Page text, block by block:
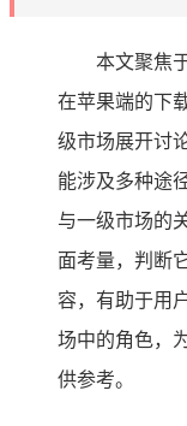
本文聚焦
在苹果端的下
级市场展开讨
能涉及多种途
与一级市场的
面考量，判断
容，有助于用
场中的角色，
供参考。